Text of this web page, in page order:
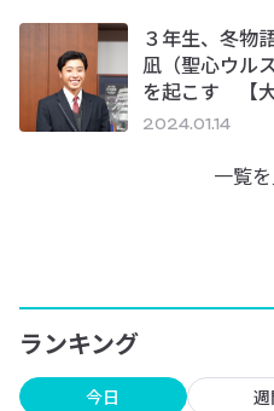
３年生、冬
凪（聖心ウル
を起こす 【大
2024.01.14
一覧
ランキング
今日 週